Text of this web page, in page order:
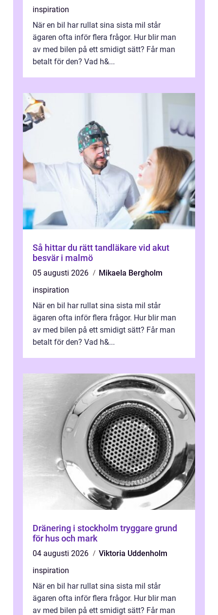
inspiration
När en bil har rullat sina sista mil står
ägaren ofta inför flera frågor. Hur blir man
av med bilen på ett smidigt sätt? Får man
betalt för den? Vad h&...
Så hittar du rätt tandläkare vid akut
besvär i malmö
05 augusti 2026
Mikaela Bergholm
inspiration
När en bil har rullat sina sista mil står
ägaren ofta inför flera frågor. Hur blir man
av med bilen på ett smidigt sätt? Får man
betalt för den? Vad h&...
Dränering i stockholm tryggare grund
för hus och mark
04 augusti 2026
Viktoria Uddenholm
inspiration
När en bil har rullat sina sista mil står
ägaren ofta inför flera frågor. Hur blir man
av med bilen på ett smidigt sätt? Får man